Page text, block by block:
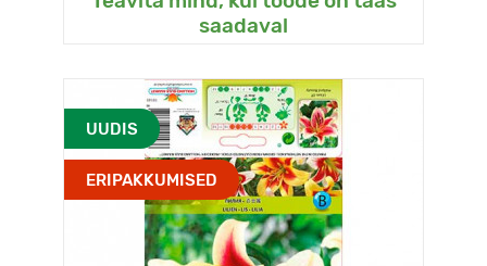
saadaval
UUDIS
ERIPAKKUMISED